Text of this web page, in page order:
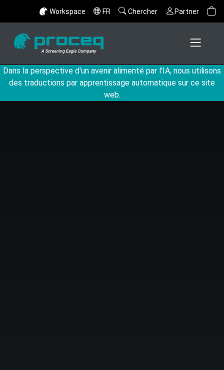
Workspace FR Chercher Partner
Dans la perspective d'un avenir alimenté par l'IA, nous utilisons
des traductions par apprentissage automatique sur ce site
web.